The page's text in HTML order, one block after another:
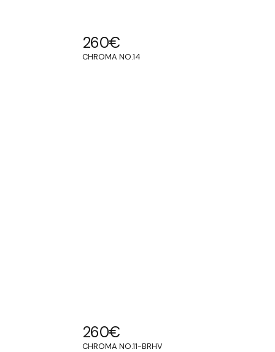
260€
CHROMA NO.14
260€
CHROMA NO.11-BRHV